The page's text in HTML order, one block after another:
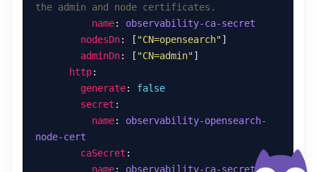
the admin and node certificates.
name: observability-ca-secret
nodesDn: [ "CN=opensearch"
adminDn: [ "CN=admin"
http
generate: false
secret
name: observability-opensearch-
node-cert
caSecret
name: observability-ca-secret